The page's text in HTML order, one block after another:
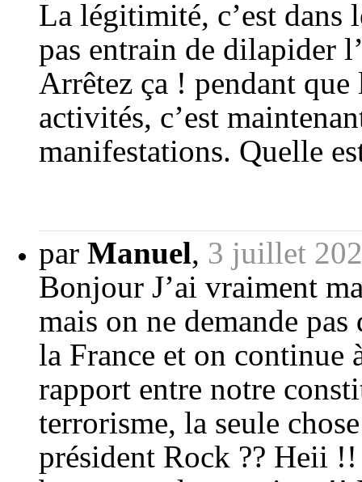
La légitimité, c’est dans
pas entrain de dilapider
Arrêtez ça ! pendant
activités, c’est
manifestations. Quelle
par Manuel, 3 juillet
Bonjour J’ai vraiment
mais on ne demande
la France et on continue
rapport entre notre
terrorisme, la seule
président Rock ?? Heii